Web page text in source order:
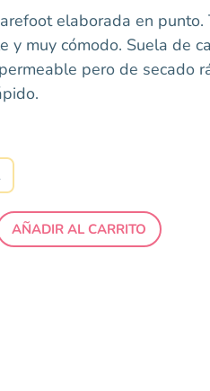
elaborada en punto.
y muy cómodo. Suela de
pero de secado
AÑADIR AL CARRITO